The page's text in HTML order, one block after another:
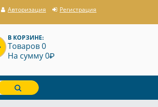
Авторизация Регистрация
В КОРЗИНЕ:
Товаров 0
На сумму 0P